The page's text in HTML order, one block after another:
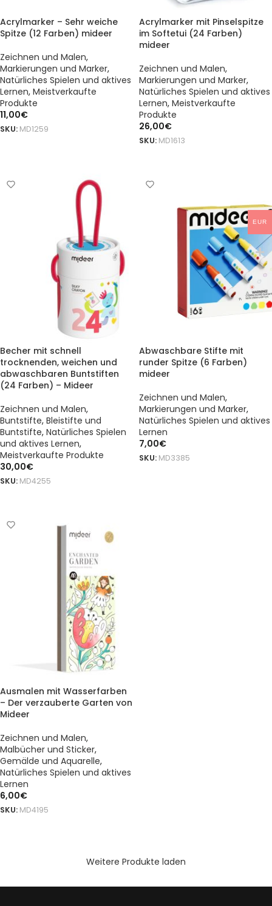
Acrylmarker – Sehr weiche
Spitze (12 Farben) mideer
Zeichnen und Malen,
Markierungen und Marker,
Natürliches Spielen und aktives
Lernen, Meistverkaufte
Produkte
11,00€
SKU: MD1259
Acrylmarker mit Pinselspitze
im Softetui (24 Farben)
mideer
Zeichnen und Malen,
Markierungen und Marker,
Natürliches Spielen und aktives
Lernen, Meistverkaufte
Produkte
26,00€
SKU: MD1613
Becher mit schnell
trocknenden, weichen und
abwaschbaren Buntstiften
(24 Farben) – Mideer
Zeichnen und Malen,
Buntstifte, Bleistifte und
Buntstifte, Natürliches Spielen
und aktives Lernen,
Meistverkaufte Produkte
30,00€
SKU: MD4255
Abwaschbare Stifte mit
runder Spitze (6 Farben)
mideer
Zeichnen und Malen,
Markierungen und Marker,
Natürliches Spielen und aktives
Lernen
7,00€
SKU: MD3385
Ausmalen mit Wasserfarben
– Der verzauberte Garten von
Mideer
Zeichnen und Malen,
Malbücher und Sticker,
Gemälde und Aquarelle,
Natürliches Spielen und aktives
Lernen
6,00€
SKU: MD4195
Weitere Produkte laden
EUR